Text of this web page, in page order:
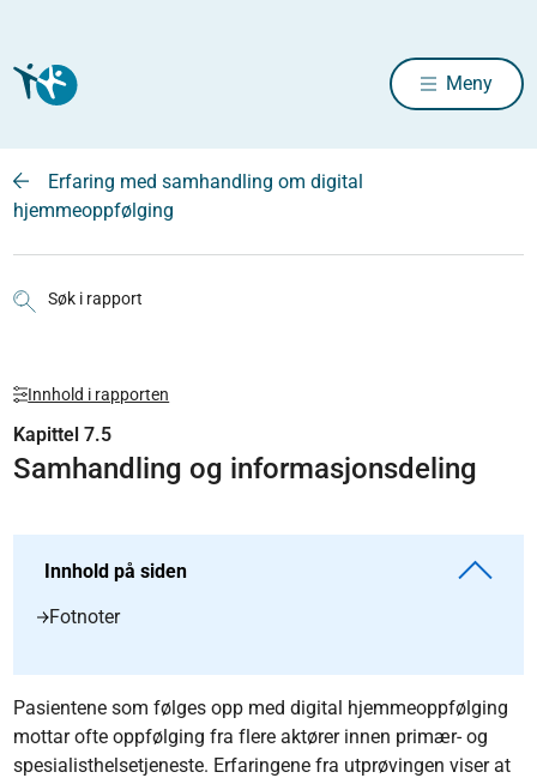
Meny
Erfaring med samhandling om digital
hjemmeoppfølging
Søk i rapport
Innhold i rapporten
Kapittel 7.5
Samhandling og informasjonsdeling
Innhold på siden
Fotnoter
Pasientene som følges opp med digital hjemmeoppfølging
mottar ofte oppfølging fra flere aktører innen primær- og
spesialisthelsetjeneste. Erfaringene fra utprøvingen viser at